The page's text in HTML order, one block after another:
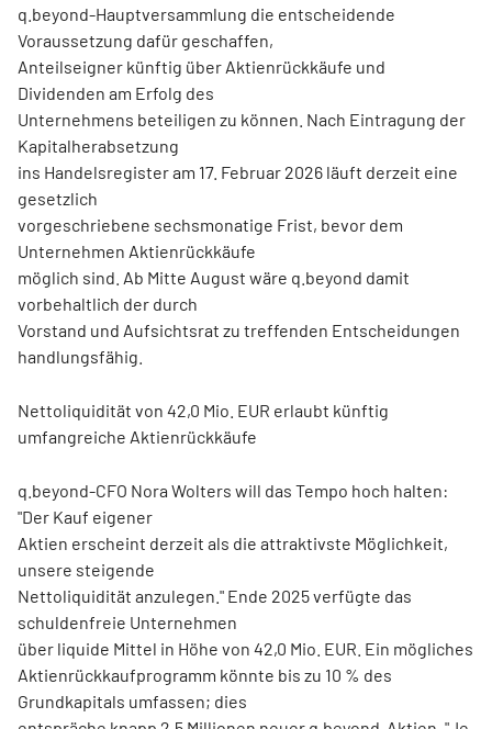
q.beyond-Hauptversammlung die entscheidende
Voraussetzung dafür geschaffen,
Anteilseigner künftig über Aktienrückkäufe und
Dividenden am Erfolg des
Unternehmens beteiligen zu können. Nach Eintragung der
Kapitalherabsetzung
ins Handelsregister am 17. Februar 2026 läuft derzeit eine
gesetzlich
vorgeschriebene sechsmonatige Frist, bevor dem
Unternehmen Aktienrückkäufe
möglich sind. Ab Mitte August wäre q.beyond damit
vorbehaltlich der durch
Vorstand und Aufsichtsrat zu treffenden Entscheidungen
handlungsfähig.
Nettoliquidität von 42,0 Mio. EUR erlaubt künftig
umfangreiche Aktienrückkäufe
q.beyond-CFO Nora Wolters will das Tempo hoch halten:
"Der Kauf eigener
Aktien erscheint derzeit als die attraktivste Möglichkeit,
unsere steigende
Nettoliquidität anzulegen." Ende 2025 verfügte das
schuldenfreie Unternehmen
über liquide Mittel in Höhe von 42,0 Mio. EUR. Ein mögliches
Aktienrückkaufprogramm könnte bis zu 10 % des
Grundkapitals umfassen; dies